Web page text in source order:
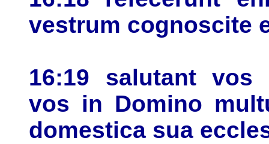
vestrum cognoscite
16:19 salutant vos
vos in Domino
domestica sua